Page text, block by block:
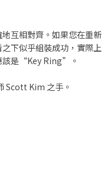
互相對齊。如果您在重新
下似乎組裝成功，實際上
該是“Key Ring”。
Scott Kim 之手。